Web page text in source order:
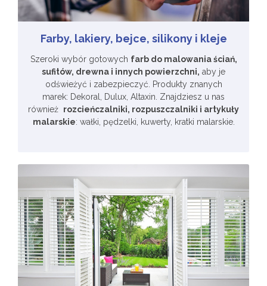
Farby, lakiery, bejce, silikony i kleje
Szeroki wybór gotowych farb do malowania ściań,
sufitów, drewna i innych powierzchni, aby je
odświeżyć i zabezpieczyć. Produkty znanych
marek: Dekoral, Dulux, Altaxin. Znajdziesz u nas
również rozcieńczalniki, rozpuszczalniki i artykuły
malarskie: wałki, pędzelki, kuwerty, kratki malarskie.